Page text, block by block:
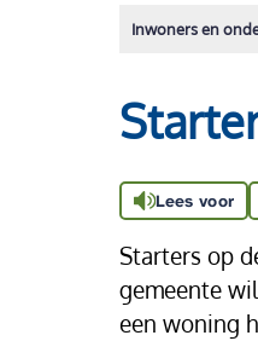
Inwoners en
Lees voor
Starters op
gemeente
een woning